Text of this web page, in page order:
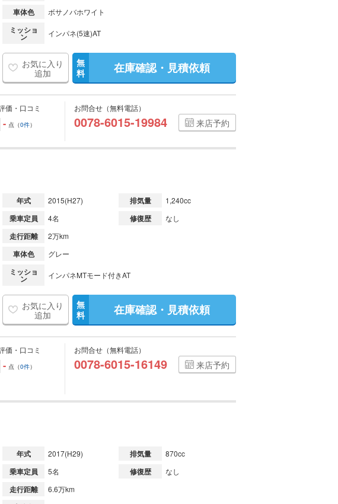
車体色 ボサノバホワイト
ミッショ
ン インパネ(5速)AT
お気に入り
追加
無
料
在庫確認・見積依頼
価・口コミ
- 点（0件）
お問合せ（無料電話）
0078-6015-19984 来店予約
年式 2015(H27) 排気量 1,240cc
乗車定員 4名 修復歴 なし
走行距離 2万km
車体色 グレー
ミッショ
ン インパネMTモード付きAT
お気に入り
追加
無
料
在庫確認・見積依頼
価・口コミ
- 点（0件）
お問合せ（無料電話）
0078-6015-16149 来店予約
年式 2017(H29) 排気量 870cc
乗車定員 5名 修復歴 なし
走行距離 6.6万km